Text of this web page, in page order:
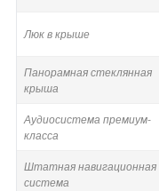
Люк в крыше
Панорамная стеклянная
крыша
Аудиосистема премиум-
класса
Штатная навигационная
система